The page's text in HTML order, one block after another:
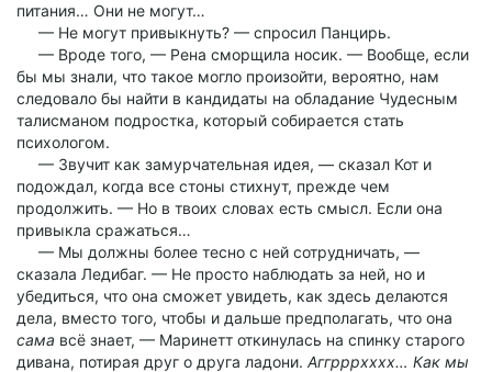
питания… Они не могут…
— Не могут привыкнуть? — спросил Панцирь.
— Вроде того, — Рена сморщила носик. — Вообще, если
бы мы знали, что такое могло произойти, вероятно, нам
следовало бы найти в кандидаты на обладание Чудесным
талисманом подростка, который собирается стать
психологом.
— Звучит как замурчательная идея, — сказал Кот и
подождал, когда все стоны стихнут, прежде чем
продолжить. — Но в твоих словах есть смысл. Если она
привыкла сражаться…
— Мы должны более тесно с ней сотрудничать, —
сказала Ледибаг. — Не просто наблюдать за ней, но и
убедиться, что она сможет увидеть, как здесь делаются
дела, вместо того, чтобы и дальше предполагать, что она
сама всё знает, — Маринетт откинулась на спинку старого
дивана, потирая друг о друга ладони. Аггрррхххх… Как мы